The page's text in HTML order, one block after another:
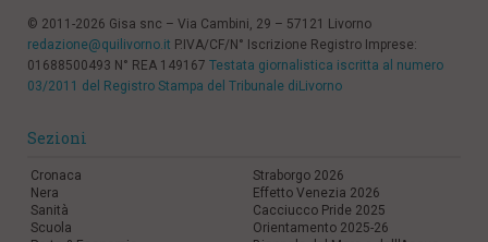
© 2011-2026 Gisa snc – Via Cambini, 29 – 57121 Livorno
redazione@quilivorno.it P.IVA/CF/N° Iscrizione Registro Imprese:
01688500493 N° REA 149167 Testata giornalistica iscritta al numero
03/2011 del Registro Stampa del Tribunale diLivorno
Sezioni
Cronaca
Nera
Sanità
Scuola
Straborgo 2026
Effetto Venezia 2026
Cacciucco Pride 2025
Orientamento 2025-26